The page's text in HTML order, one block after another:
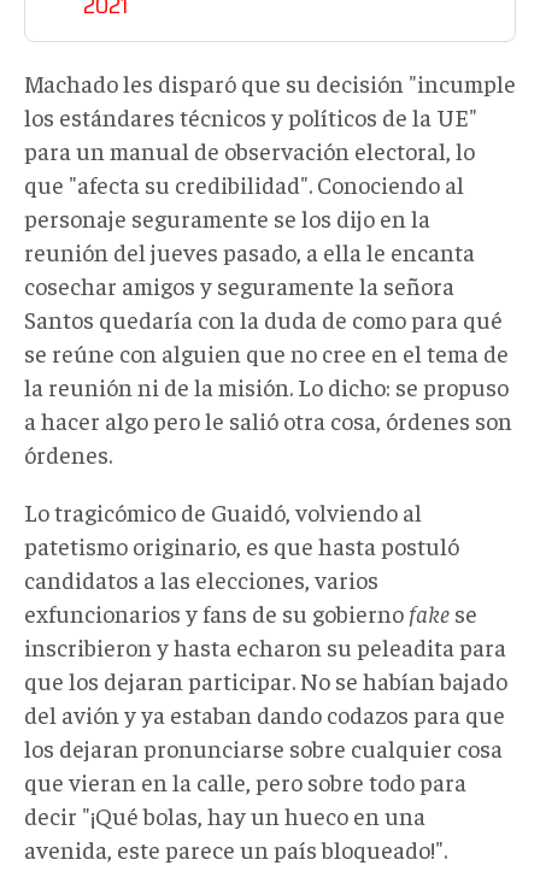
Machado les disparó que su decisión "incumple
los estándares técnicos y políticos de la UE"
para un manual de observación electoral, lo
que "afecta su credibilidad". Conociendo al
personaje seguramente se los dijo en la
reunión del jueves pasado, a ella le encanta
cosechar amigos y seguramente la señora
Santos quedaría con la duda de como para qué
se reúne con alguien que no cree en el tema de
la reunión ni de la misión. Lo dicho: se propuso
a hacer algo pero le salió otra cosa, órdenes son
órdenes.
Lo tragicómico de Guaidó, volviendo al
patetismo originario, es que hasta postuló
candidatos a las elecciones, varios
exfuncionarios y fans de su gobierno fake se
inscribieron y hasta echaron su peleadita para
que los dejaran participar. No se habían bajado
del avión y ya estaban dando codazos para que
los dejaran pronunciarse sobre cualquier cosa
que vieran en la calle, pero sobre todo para
decir "¡Qué bolas, hay un hueco en una
avenida, este parece un país bloqueado!".